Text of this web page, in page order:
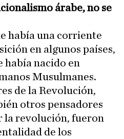
árabe, no se
había una corriente
en algunos países,
había nacido en
Musulmanes.
de la Revolución,
otros pensadores
la revolución, fueron
de los